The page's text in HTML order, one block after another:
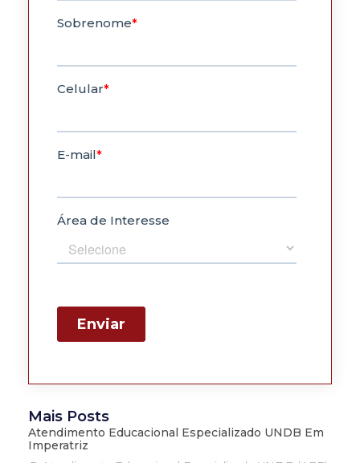
Mais Posts
Atendimento Educacional Especializado UNDB Em
Imperatriz